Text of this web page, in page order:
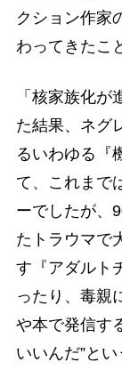
クション作家
わってきたこ
「核家族化
た結果、ネグ
るいわゆる『
て、これまで
ーでしたが、
たトラウマで
す『アダルト
ったり、毒親
や本で発信す
いいんだ”と